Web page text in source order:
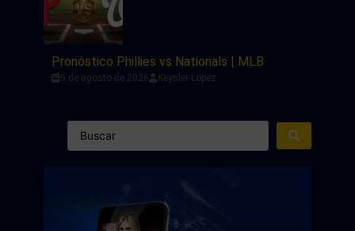
Pronóstico Phillies vs Nationals | MLB
6 de agosto de 2026 Keysler Lopez